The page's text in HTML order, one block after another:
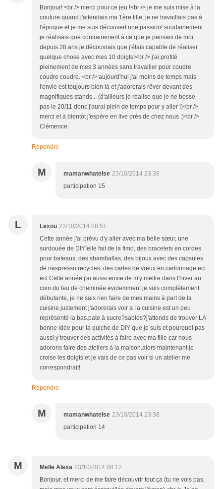
Bonjour! <br /> merci pour ce jeu !<br /> je me suis mise à la
couture quand j'attendais ma 1ère fille, je ne travaillais pas à
l'époque et je me suis découvert une passion! soudainement
je réalisais que contrairement à ce que je pensais de moi
depuis 28 ans je découvrais que j'étais capable de réaliser
quelque chose avec mes 10 doigts!<br /> j'ai profité
pleinement de mes 3 années sans travailler pour coudre
coudre coudre. <br /> aujourd'hui j'ai moins de temps mais
l'envie est toujours bien là et j'adorerais rêver devant des
magnifiques stands... (d'ailleurs je réalise que je ne bosse
pas le 20/11 donc j'aurai plein de temps pour y aller !)<br />
merci et à bientôt j'espère en live près de chez nous :)<br />
Clémence
Répondre
M mamanwhatelse 23/10/2014 23:39
participation 15
L Lexou 23/10/2014 08:51
Cette année j'ai prévu d'y aller avec ma belle sœur, une
surdouée de DIY!elle fait de la fimo, des bracelets en cordes
pour bateaux, des shamballas, des bijoux avec des capsules
de nespresso recycles, des cartes de vœux en cartonnage ect
ect.Cette année j'ai aussi envie de m'y mettre dans l'hiver au
coin du feu de cheminée.evidemment je suis complètement
débutante, je ne sais rien faire de mes mains à part de la
cuisine.justement j'adorerais voir si la cuisine est un peu
représenté la bas.pate à sucre?sables?j'attends de trouver LA
bonne idée pour la quiche de DIY que je suis et pourquoi pas
aussi y trouver des activités à faire avec ma fille car nous
adorons faire des ateliers à la maison.alors maintenant je
croise les doigts et je vais de ce pas voir si un atelier me
correspondrait!
Répondre
M mamanwhatelse 23/10/2014 23:38
participation 14
M Melle Alexa 23/10/2014 08:12
Bonjour, et merci de me faire découvrir tout ça (tu ne vois pas,